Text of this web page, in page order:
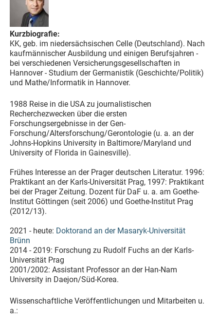
Kurzbiografie:
KK, geb. im niedersächsischen Celle (Deutschland). Nach
kaufmännischer Ausbildung und einigen Berufsjahren -
bei verschiedenen Versicherungsgesellschaften in
Hannover - Studium der Germanistik (Geschichte/Politik)
und Mathe/Informatik in Hannover.
1988 Reise in die USA zu journalistischen
Recherchezwecken über die ersten
Forschungsergebnisse in der Gen-
Forschung/Altersforschung/Gerontologie (u. a. an der
Johns-Hopkins University in Baltimore/Maryland und
University of Florida in Gainesville).
Frühes Interesse an der Prager deutschen Literatur. 1996:
Praktikant an der Karls-Universität Prag, 1997: Praktikant
bei der Prager Zeitung. Dozent für DaF u. a. am Goethe-
Institut Göttingen (seit 2006) und Goethe-Institut Prag
(2012/13).
2021 - heute: Doktorand an der Masaryk-Universität
Brünn
2014 - 2019: Forschung zu Rudolf Fuchs an der Karls-
Universität Prag
2001/2002: Assistant Professor an der Han-Nam
University in Daejon/Süd-Korea.
Wissenschaftliche Veröffentlichungen und Mitarbeiten u.
a.: